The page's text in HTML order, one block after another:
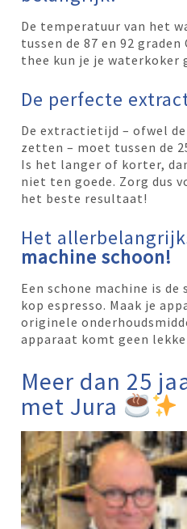
De temperatuur van het
tussen de 87 en 92
thee kun je je waterkoker
De perfecte
De extractietijd – ofwel
zetten – moet tussen de
Is het langer of korter,
niet ten goede. Zorg dus
het beste resultaat!
Het
machine schoon!
Een schone machine is
kop espresso. Maak je
originele
apparaat komt geen
Meer dan 25
met Jura